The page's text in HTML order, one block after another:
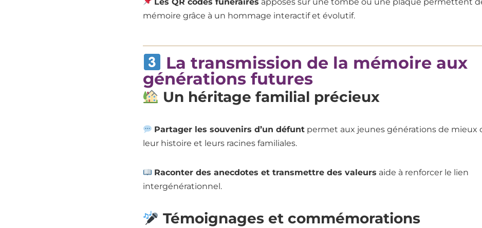
mémoire grâce à un hommage interactif et évolutif.
La transmission de la mémoire aux
générations futures
Un héritage familial précieux
Partager les souvenirs d’un défuntpermet aux jeunes générations de mieux
leur histoire et leurs racines familiales.
Raconter des anecdotes et transmettre des valeurs aide à renforcer le lien
intergénérationnel.
Témoignages et commémorations